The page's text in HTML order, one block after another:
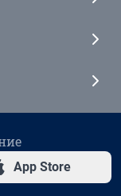
App Store